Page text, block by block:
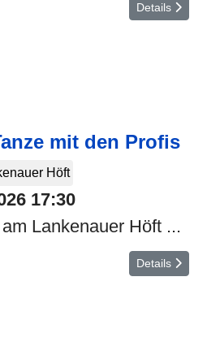
Details
mit den Profis
Höft
17:30
Lankenauer Höft ...
Details